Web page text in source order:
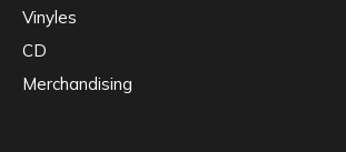
Vinyles
CD
Merchandising